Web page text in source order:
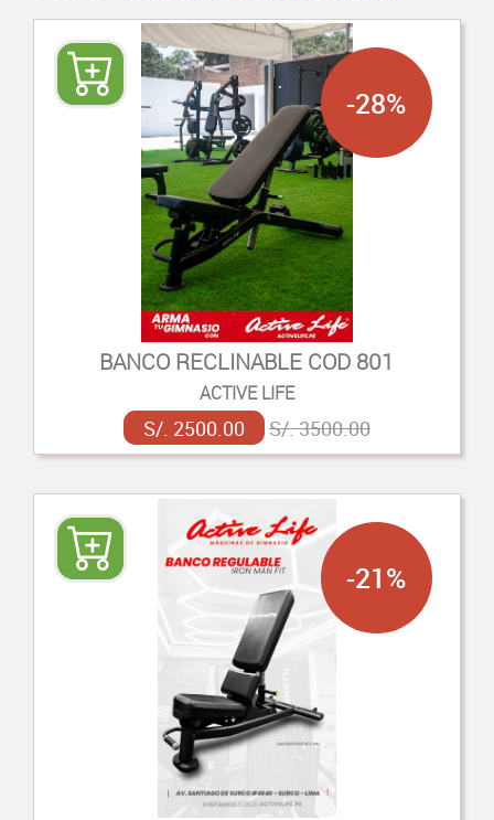
BANCO RECLINABLE COD 801
ACTIVE LIFE
S/. 2500.00 S/. 3500.00
-28%
-21%